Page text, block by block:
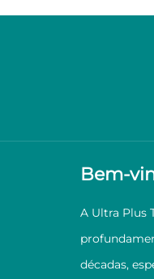
Bem-
A Ultra Plus
décadas,